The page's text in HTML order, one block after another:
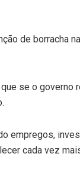
de borracha
se o
empregos,
cada vez